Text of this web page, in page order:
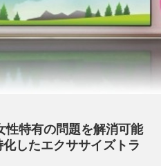
性特有の問題を解消可能
したエクササイズトラ